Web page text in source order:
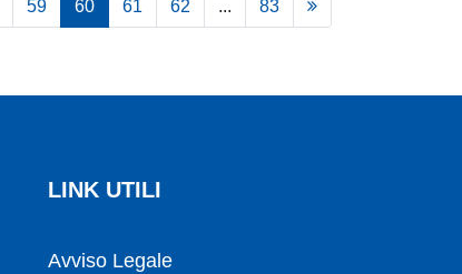
59 60 61 62 ... 83
LINK UTILI
Avviso Legale